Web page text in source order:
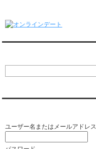
ユーザー名またはメールアドレス